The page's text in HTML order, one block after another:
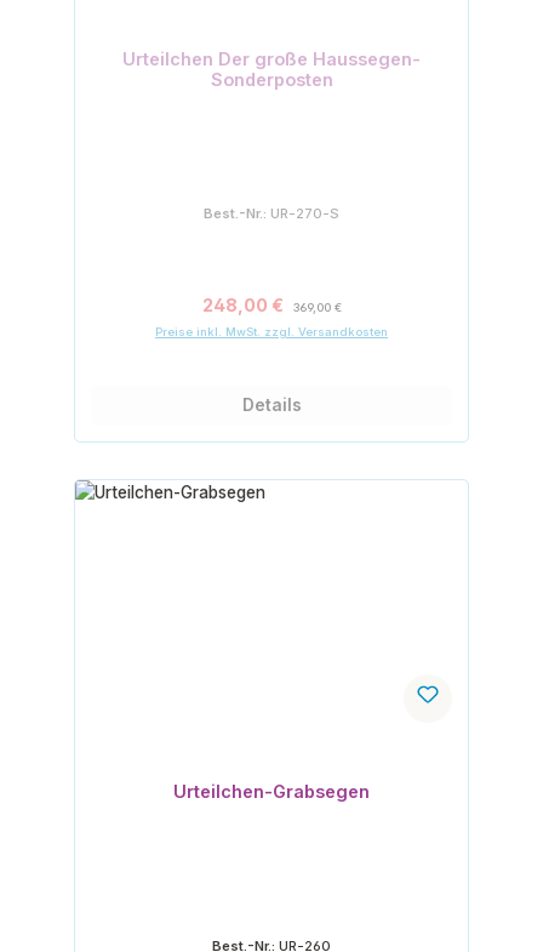
Urteilchen Der große Haussegen-
Sonderposten
Best.-Nr.: UR-270-S
Verkaufspreis:
248,00 €
369,00 €
Preise inkl. MwSt. zzgl. Versandkosten
Details
Urteilchen-Grabsegen
Best.-Nr.: UR-260